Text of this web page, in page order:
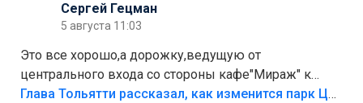
Сергей Гецман
5 августа 11:03
Это все хорошо,а дорожку,ведущую от
центрального входа со стороны кафе"Мираж" к
аттракционам слабо доделать?А то бордюры
Глава Тольятти рассказал, как изменится парк Центрального района